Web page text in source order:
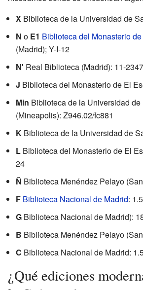
X Biblioteca de la Universidad de
N o E1 Biblioteca del Monasterio
(Madrid); Y-I-12
N' Real Biblioteca (Madrid): 11-2347
J Biblioteca del Monasterio de El
Min Biblioteca de la Universidad
(Mineapolis): Z946.02/fc881
K Biblioteca de la Universidad de
L Biblioteca del Monasterio de El
24
Ñ Biblioteca Menéndez Pelayo
F Biblioteca Nacional de Madrid:
G Biblioteca Nacional de Madrid):
B Biblioteca Menéndez Pelayo
C Biblioteca Nacional de Madrid:
¿Qué ediciones